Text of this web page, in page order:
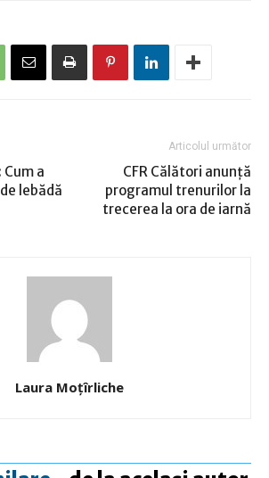
a
lebădă
Articolul următor
CFR Călători anunţă
programul trenurilor la
trecerea la ora de iarnă
Laura Moţîrliche